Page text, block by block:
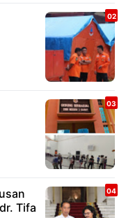
Tifa